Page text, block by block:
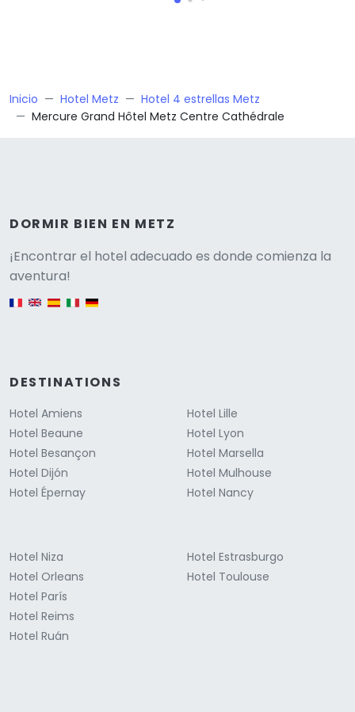
Inicio Hotel Metz
Hotel 4 estrellas Metz
Mercure Grand Hôtel Metz Centre Cathédrale
DORMIR BIEN EN METZ
¡Encontrar el hotel adecuado es donde comienza la
aventura!
English version
DESTINATIONS
Hotel Amiens
Hotel Beaune
Hotel Besançon
Hotel Dijón
Hotel Épernay
Hotel Lille
Hotel Lyon
Hotel Marsella
Hotel Mulhouse
Hotel Nancy
Hotel Niza
Hotel Orleans
Hotel París
Hotel Reims
Hotel Ruán
Hotel Estrasburgo
Hotel Toulouse